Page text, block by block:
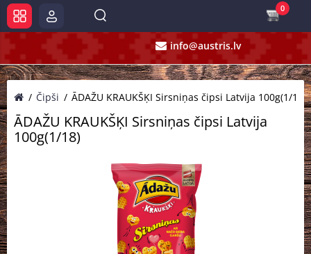
info@austris.lv
0
Čipši ĀDAŽU KRAUKŠĶI Sirsniņas čipsi Latvija 100g(1/18)
ĀDAŽU KRAUKŠĶI Sirsniņas čipsi Latvija
100g(1/18)